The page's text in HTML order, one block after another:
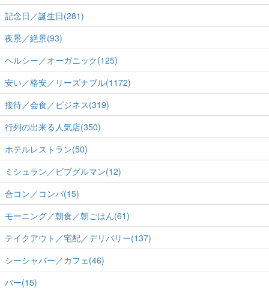
記念日／誕生日(281)
夜景／絶景(93)
ヘルシー／オーガニック(125)
安い／格安／リーズナブル(1172)
接待／会食／ビジネス(319)
行列の出来る人気店(350)
ホテルレストラン(50)
ミシュラン／ビブグルマン(12)
合コン／コンパ(15)
モーニング／朝食／朝ごはん(61)
テイクアウト／宅配／デリバリー(137)
シーシャバー／カフェ(46)
バー(15)